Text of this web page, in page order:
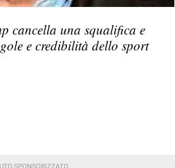
cancella una squalifica e
e credibilità dello sport